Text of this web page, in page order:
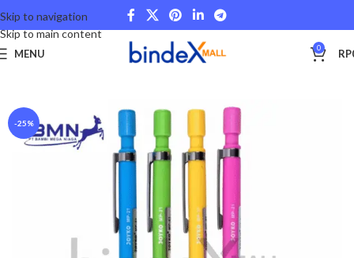
Skip to navigation
Skip to main content
MENU 0 RP
Beranda Stationery and Fancy School and College
-25%